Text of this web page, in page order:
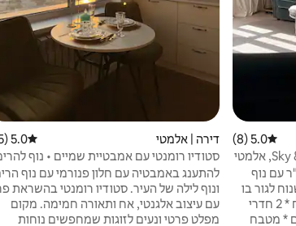
דירוג ממוצע של 5.0 מתוך 5, 8 ביקורות
5.0 (8)
ומוארת בגודל 140 מ"ר עם נוף
שקט שנוח לגור בו
ולנוח בו. מה יש בפנים: * סלון מרווח * 2 חדרי
שינה נפרדים * מיטות וסדינים נוחים * מטבח
דירה | אלמטי דירוג ממוצע של
5.0 (15)
סטודיו רומנטי עם אמבטיית שמיים • נוף
•אח
להתענג באמבטיה עם חלון פנורמי עם נוף
ונוף לילה של העיר. סטודיו רומנטי בהשראת
עם עיצוב אלגנטי, אח ותאורה חמימה. מקום
מפלט פרטי ונעים לזוגות שמחפשים נוחות